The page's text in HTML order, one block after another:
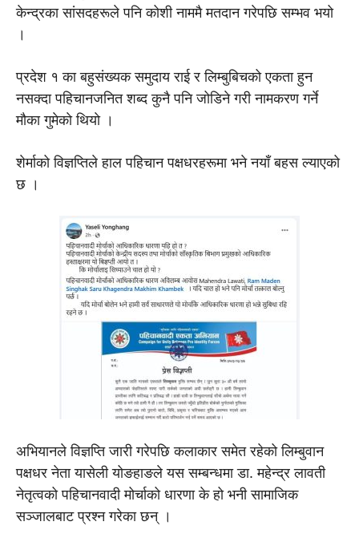
केन्द्रका सांसदहरूले पनि कोशी नाममै मतदान गरेपछि सम्भव भयो
।
प्रदेश १ का बहुसंख्यक समुदाय राई र लिम्बुबिचको एकता हुन
नसक्दा पहिचानजनित शब्द कुनै पनि जोडिने गरी नामकरण गर्ने
मौका गुमेकाे थियाे ।
शेर्माको विज्ञप्तिले हाल पहिचान पक्षधरहरूमा भने नयाँ बहस ल्याएको
छ ।
अभियानले विज्ञप्ति जारी गरेपछि कलाकार समेत रहेको लिम्बुवान
पक्षधर नेता यासेली योङहाङले यस सम्बन्धमा डा. महेन्द्र लावती
नेतृत्वको पहिचानवादी मोर्चाको धारणा के हो भनी सामाजिक
सञ्जालबाट प्रश्न गरेका छन् ।